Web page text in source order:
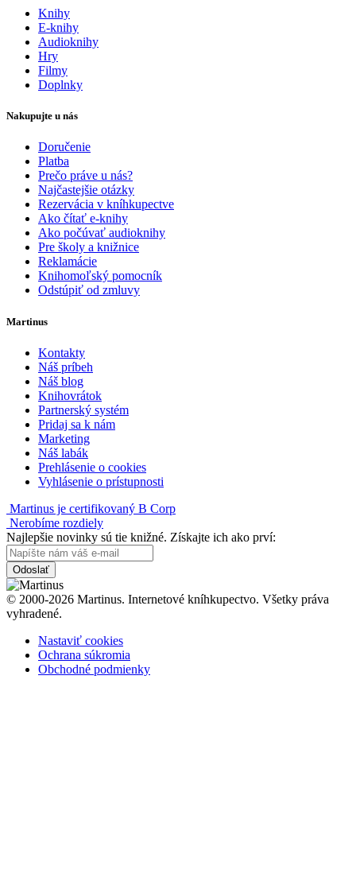
Knihy
E-knihy
Audioknihy
Hry
Filmy
Doplnky
Nakupujte u nás
Doručenie
Platba
Prečo práve u nás?
Najčastejšie otázky
Rezervácia v kníhkupectve
Ako čítať e-knihy
Ako počúvať audioknihy
Pre školy a knižnice
Reklamácie
Knihomoľský pomocník
Odstúpiť od zmluvy
Martinus
Kontakty
Náš príbeh
Náš blog
Knihovrátok
Partnerský systém
Pridaj sa k nám
Marketing
Náš labák
Prehlásenie o cookies
Vyhlásenie o prístupnosti
Martinus je certifikovaný B Corp
Nerobíme rozdiely
Najlepšie novinky sú tie knižné. Získajte ich ako prví:
Odoslať
© 2000-2026 Martinus. Internetové kníhkupectvo. Všetky práva
vyhradené.
Nastaviť cookies
Ochrana súkromia
Obchodné podmienky